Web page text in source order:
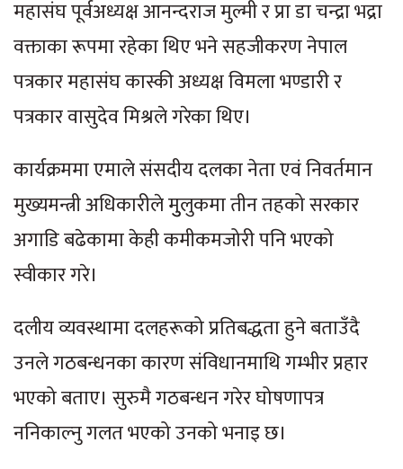
महासंघ पूर्वअध्यक्ष आनन्दराज मुल्मी र प्रा डा चन्द्रा भद्रा
वक्ताका रूपमा रहेका थिए भने सहजीकरण नेपाल
पत्रकार महासंघ कास्की अध्यक्ष विमला भण्डारी र
पत्रकार वासुदेव मिश्रले गरेका थिए।
कार्यक्रममा एमाले संसदीय दलका नेता एवं निवर्तमान
मुख्यमन्त्री अधिकारीले मुुलुकमा तीन तहको सरकार
अगाडि बढेकामा केही कमीकमजोरी पनि भएको
स्वीकार गरे।
दलीय व्यवस्थामा दलहरूको प्रतिबद्धता हुने बताउँदै
उनले गठबन्धनका कारण संविधानमाथि गम्भीर प्रहार
भएको बताए। सुरुमै गठबन्धन गरेर घोषणापत्र
ननिकाल्नु गलत भएको उनको भनाइ छ।